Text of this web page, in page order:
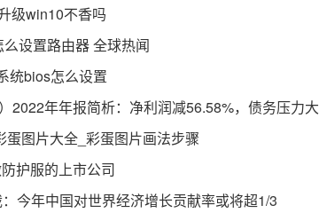
级win10不香吗
设置路由器 全球热闻
统bios怎么设置
2022年年报简析：净利润减56.58%，债务压力大
蛋图片大全_彩蛋图片画法步骤
护服的上市公司
今年中国对世界经济增长贡献率或将超1/3